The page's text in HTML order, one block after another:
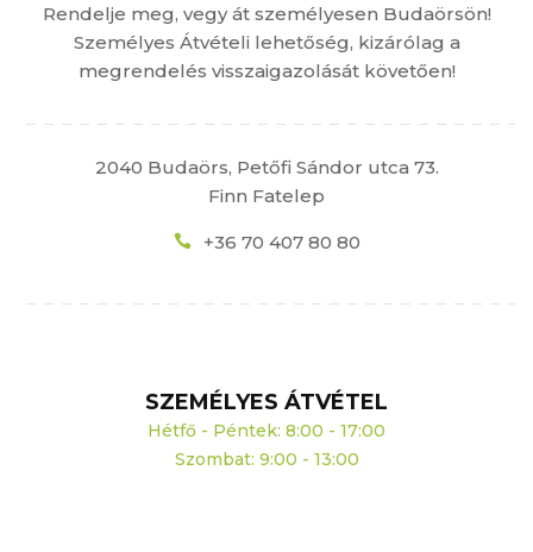
Rendelje meg, vegy át személyesen Budaörsön!
Személyes Átvételi lehetőség, kizárólag a
megrendelés visszaigazolását követően!
2040 Budaörs, Petőfi Sándor utca 73.
Finn Fatelep
+36 70 407 80 80
SZEMÉLYES ÁTVÉTEL
Hétfő - Péntek: 8:00 - 17:00
Szombat: 9:00 - 13:00